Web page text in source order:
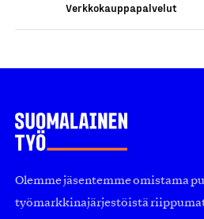
Verkkokauppapalvelut
Olemme jäsentemme omistama
työmarkkinajärjestöistä